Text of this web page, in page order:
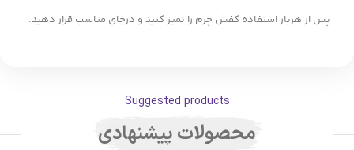
پس از هربار استفاده کفش چرم را تمیز کنید و درجای مناسب قرار دهید.
Suggested products
محصولات پیشنهادی